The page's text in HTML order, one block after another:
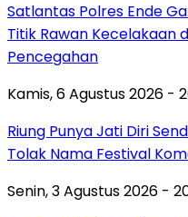
Satlantas Polres Ende
Titik Rawan Kecelakaan
Pencegahan
Kamis, 6 Agustus 2026 -
Riung Punya Jati Diri
Tolak Nama Festival
Senin, 3 Agustus 2026 -